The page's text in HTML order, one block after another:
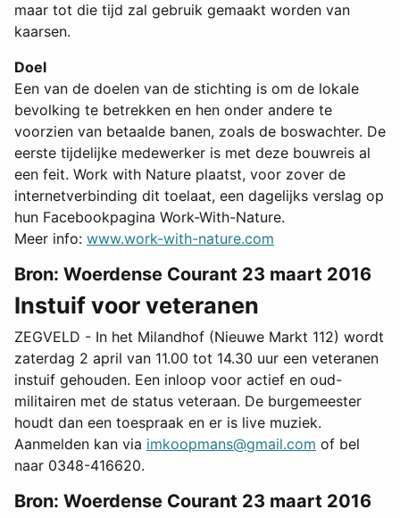
maar tot die tijd zal gebruik gemaakt worden van
kaarsen.
Doel
Een van de doelen van de stichting is om de lokale
bevolking te betrekken en hen onder andere te
voorzien van betaalde banen, zoals de boswachter. De
eerste tijdelijke medewerker is met deze bouwreis al
een feit. Work with Nature plaatst, voor zover de
internetverbinding dit toelaat, een dagelijks verslag op
hun Facebookpagina Work-With-Nature.
Meer info: www.work-with-nature.com
Bron: Woerdense Courant 23 maart 2016
Instuif voor veteranen
ZEGVELD - In het Milandhof (Nieuwe Markt 112) wordt
zaterdag 2 april van 11.00 tot 14.30 uur een veteranen
instuif gehouden. Een inloop voor actief en oud-
militairen met de status veteraan. De burgemeester
houdt dan een toespraak en er is live muziek.
Aanmelden kan via imkoopmans@gmail.com of bel
naar 0348-416620.
Bron: Woerdense Courant 23 maart 2016